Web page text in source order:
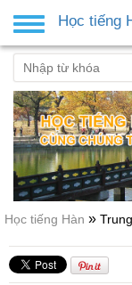
Học tiếng Hàn »
Toggle
navigation
Học tiếng